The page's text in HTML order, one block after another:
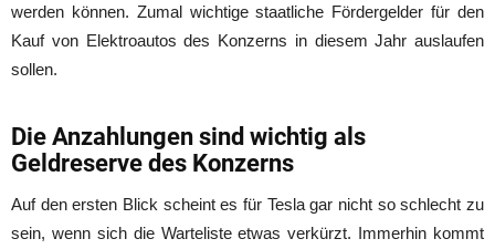
werden können. Zumal wichtige staatliche Fördergelder für den
Kauf von Elektroautos des Konzerns in diesem Jahr auslaufen
sollen.
Die Anzahlungen sind wichtig als
Geldreserve des Konzerns
Auf den ersten Blick scheint es für Tesla gar nicht so schlecht zu
sein, wenn sich die Warteliste etwas verkürzt. Immerhin kommt